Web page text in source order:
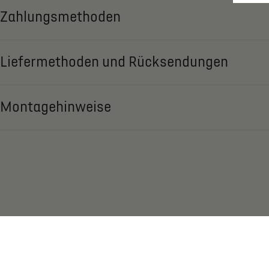
Zahlungsmethoden
Liefermethoden und Rücksendungen
Montagehinweise